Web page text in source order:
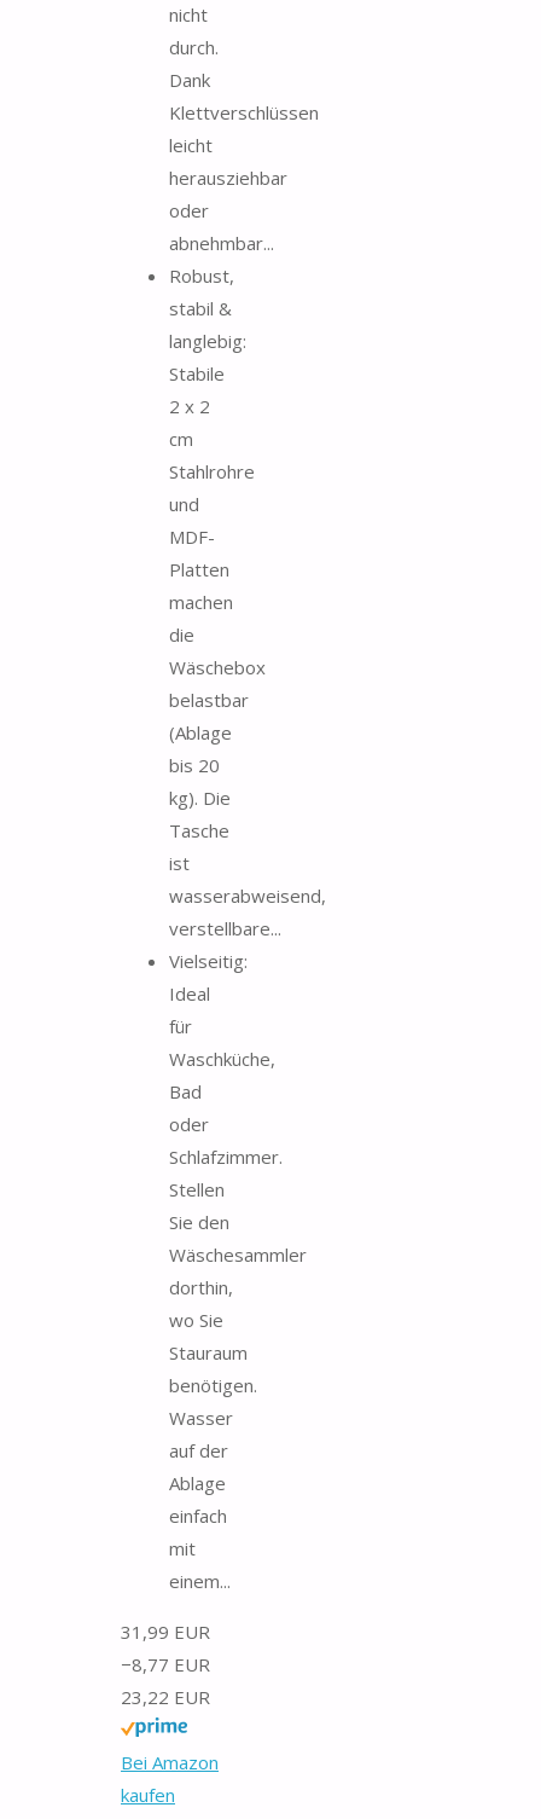
nicht
durch.
Dank
Klettverschlüssen
leicht
herausziehbar
oder
abnehmbar...
Robust,
stabil &
langlebig:
Stabile
2 x 2
cm
Stahlrohre
und
MDF-
Platten
machen
die
Wäschebox
belastbar
(Ablage
bis 20
kg). Die
Tasche
ist
wasserabweisend,
verstellbare...
Vielseitig:
Ideal
für
Waschküche,
Bad
oder
Schlafzimmer.
Stellen
Sie den
Wäschesammler
dorthin,
wo Sie
Stauraum
benötigen.
Wasser
auf der
Ablage
einfach
mit
einem...
31,99 EUR
−8,77 EUR
23,22 EUR
Bei Amazon
kaufen